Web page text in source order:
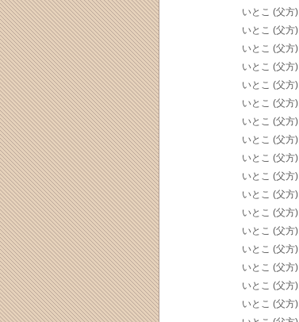
いとこ (父方)
いとこ (父方)
いとこ (父方)
いとこ (父方)
いとこ (父方)
いとこ (父方)
いとこ (父方)
いとこ (父方)
いとこ (父方)
いとこ (父方)
いとこ (父方)
いとこ (父方)
いとこ (父方)
いとこ (父方)
いとこ (父方)
いとこ (父方)
いとこ (父方)